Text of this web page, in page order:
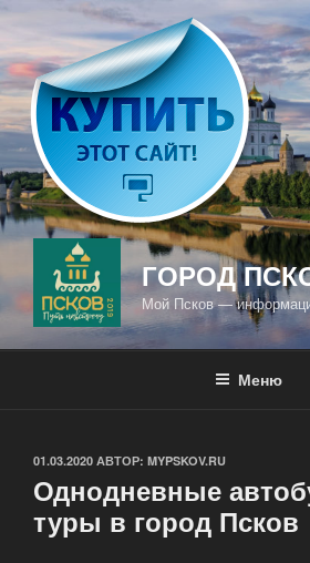
Перейти
содержимому
ГОРОД
Мой Псков —
Меню
ОПУБЛИКОВАНО
01.03.2020 АВТОР: MYPSKOV.RU
Однодневные
туры в город Псков